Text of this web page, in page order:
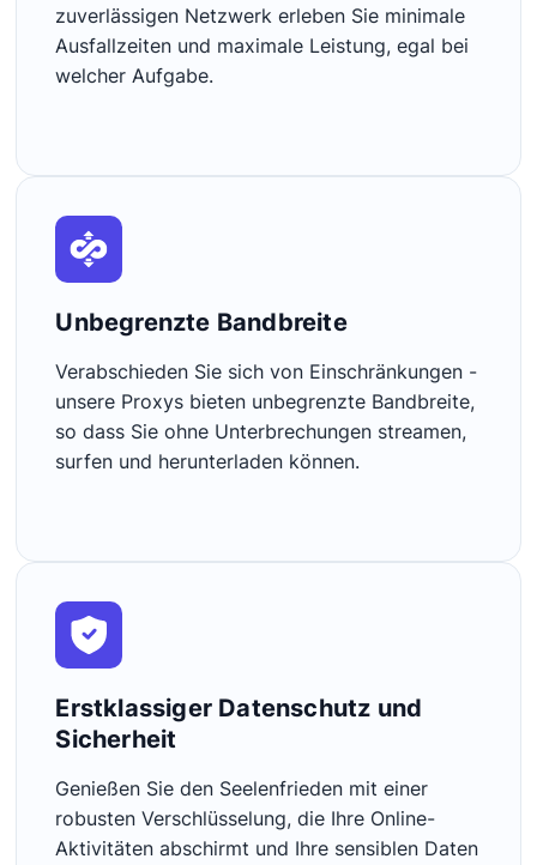
zuverlässigen Netzwerk erleben Sie minimale
Ausfallzeiten und maximale Leistung, egal bei
welcher Aufgabe.
Unbegrenzte Bandbreite
Verabschieden Sie sich von Einschränkungen -
unsere Proxys bieten unbegrenzte Bandbreite,
so dass Sie ohne Unterbrechungen streamen,
surfen und herunterladen können.
Erstklassiger Datenschutz und
Sicherheit
Genießen Sie den Seelenfrieden mit einer
robusten Verschlüsselung, die Ihre Online-
Aktivitäten abschirmt und Ihre sensiblen Daten